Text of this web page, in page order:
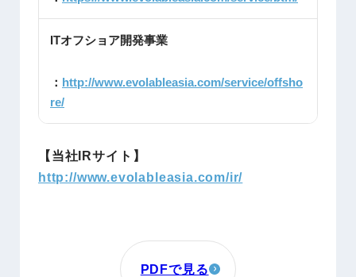
ITオフショア開発事業
： http://www.evolableasia.com/service/offsho
re/
【当社IRサイト】
http://www.evolableasia.com/ir/
PDFで見る